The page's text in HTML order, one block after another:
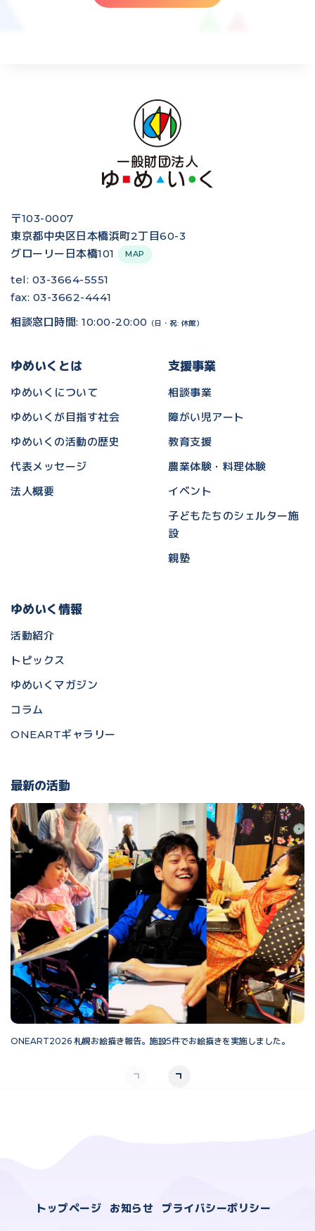
〒103-0007
東京都中央区日本橋浜町2丁目60-3
グローリー日本橋101
MAP
tel: 03-3664-5551
fax: 03-3662-4441
相談窓口時間: 10:00-20:00
（日・祝: 休館）
ゆめいくとは
ゆめいくについて
ゆめいくが目指す社会
ゆめいくの活動の歴史
代表メッセージ
法人概要
支援事業
相談事業
障がい児アート
教育支援
農業体験・料理体験
イベント
子どもたちのシェルター施
設
親塾
ゆめいく情報
活動紹介
トピックス
ゆめいくマガジン
コラム
ONEARTギャラリー
最新の活動
ONEART2026 札幌お絵描き報告。施設5件でお絵描きを実施しました。
トップページ お知らせ プライバシーポリシー